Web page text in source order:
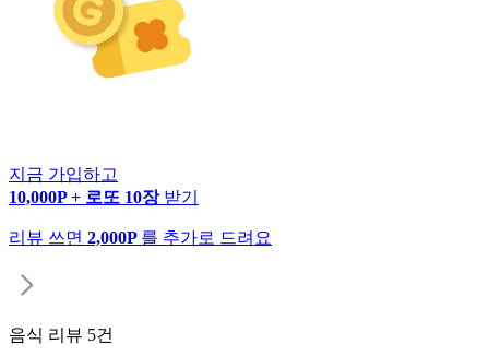
지금 가입하고
10,000P + 로또 10장 받기
리뷰 쓰면 2,000P 를 추가로 드려요
음식 리뷰 5건